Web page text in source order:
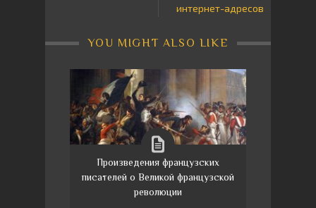
интернет-адресов
YOU MIGHT ALSO LIKE
Произведения французских
писателей о Великой французской
революции